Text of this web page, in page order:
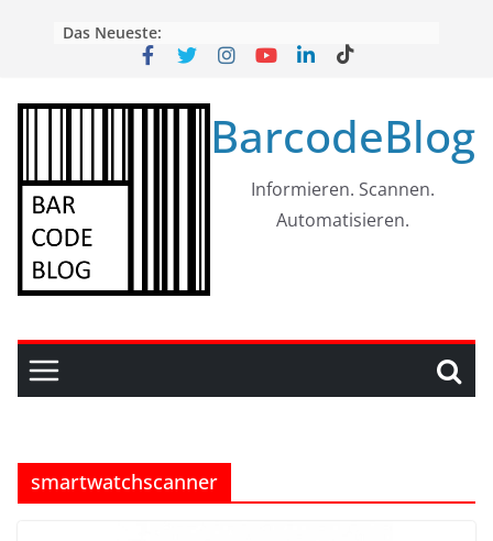
Das Neueste:
BarcodeBlog
Informieren. Scannen.
Automatisieren.
smartwatchscanner